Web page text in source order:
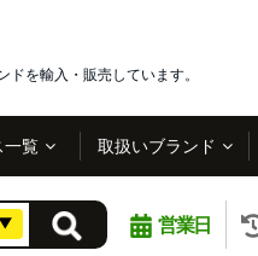
を輸入・販売しています。
一覧 取扱いブランド
▼ 営業日